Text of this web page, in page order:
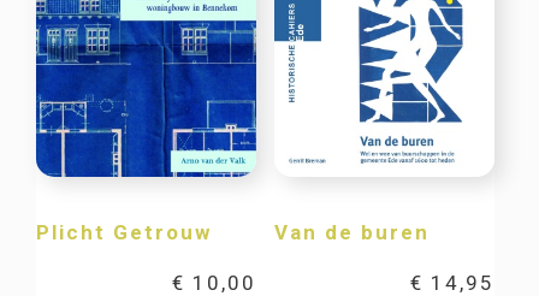
Plicht Getrouw
€ 10,00
Van de buren
€ 14,95